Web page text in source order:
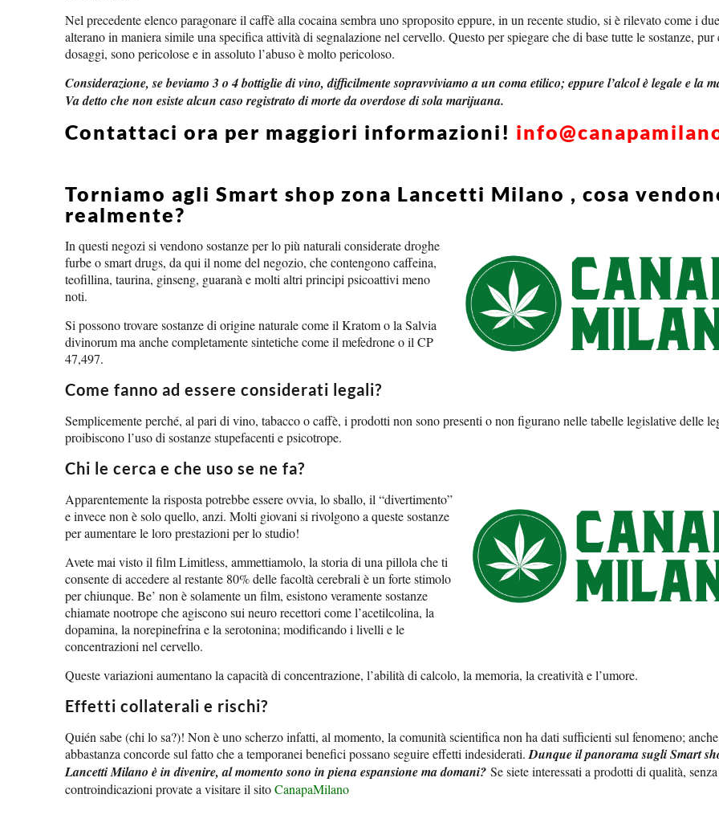
Nel precedente elenco paragonare il caffè alla cocaina sembra uno sproposito eppure, in un recente studio, si è rilevato come i
alterano in maniera simile una specifica attività di segnalazione nel cervello. Questo per spiegare che di base tutte le sostanze,
dosaggi, sono pericolose e in assoluto l’abuso è molto pericoloso.
Considerazione, se beviamo 3 o 4 bottiglie di vino, difficilmente sopravviviamo a un coma etilico; eppure l’alcol è legale e la
Va detto che non esiste alcun caso registrato di morte da overdose di sola marijuana.
Contattaci ora per maggiori informazioni!
Torniamo agli Smart shop zona Lancetti Milano , cosa
realmente?
In questi negozi si vendono sostanze per lo più naturali considerate droghe
furbe o smart drugs, da qui il nome del negozio, che contengono caffeina,
teofillina, taurina, ginseng, guaranà e molti altri principi psicoattivi meno
noti.
Si possono trovare sostanze di origine naturale come il Kratom o la Salvia
divinorum ma anche completamente sintetiche come il mefedrone o il CP
47,497.
Come fanno ad essere considerati legali?
Semplicemente perché, al pari di vino, tabacco o caffè, i prodotti non sono presenti o non figurano nelle tabelle legislative delle
proibiscono l’uso di sostanze stupefacenti e psicotrope.
Chi le cerca e che uso se ne fa?
Apparentemente la risposta potrebbe essere ovvia, lo sballo, il “divertimento”
e invece non è solo quello, anzi. Molti giovani si rivolgono a queste sostanze
per aumentare le loro prestazioni per lo studio!
Avete mai visto il film Limitless, ammettiamolo, la storia di una pillola che ti
consente di accedere al restante 80% delle facoltà cerebrali è un forte stimolo
per chiunque. Be’ non è solamente un film, esistono veramente sostanze
chiamate nootrope che agiscono sui neuro recettori come l’acetilcolina, la
dopamina, la norepinefrina e la serotonina; modificando i livelli e le
concentrazioni nel cervello.
Queste variazioni aumentano la capacità di concentrazione, l’abilità di calcolo, la memoria, la creatività e l’umore.
Effetti collaterali e rischi?
Quién sabe (chi lo sa?)! Non è uno scherzo infatti, al momento, la comunità scientifica non ha dati sufficienti sul fenomeno;
abbastanza concorde sul fatto che a temporanei benefici possano seguire effetti indesiderati.Dunque il panorama sugli Smart
Lancetti Milano è in divenire, al momento sono in piena espansione ma domani?Se siete interessati a prodotti di qualità, senza
controindicazioni provate a visitare il sitoCanapaMilano